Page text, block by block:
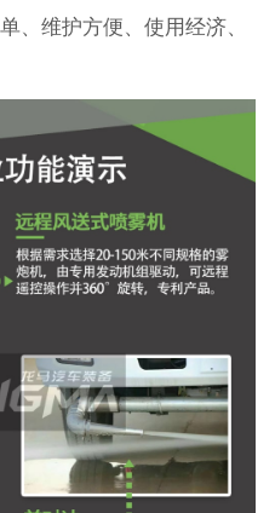
、维护方便、使用经济、